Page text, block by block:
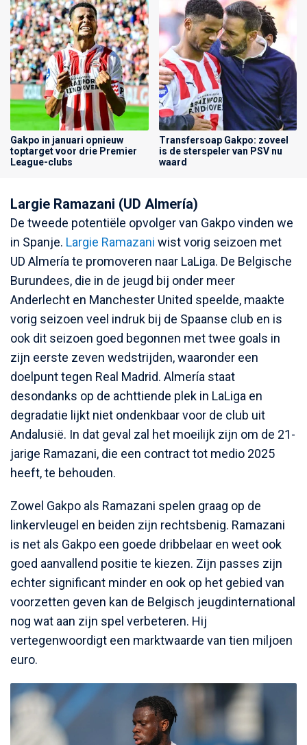
Gakpo in januari opnieuw
toptarget voor drie Premier
League-clubs
Transfersoap Gakpo: zoveel
is de sterspeler van PSV nu
waard
Largie Ramazani (UD Almería)
De tweede potentiële opvolger van Gakpo vinden we
in Spanje. Largie Ramazani wist vorig seizoen met
UD Almería te promoveren naar LaLiga. De Belgische
Burundees, die in de jeugd bij onder meer
Anderlecht en Manchester United speelde, maakte
vorig seizoen veel indruk bij de Spaanse club en is
ook dit seizoen goed begonnen met twee goals in
zijn eerste zeven wedstrijden, waaronder een
doelpunt tegen Real Madrid. Almería staat
desondanks op de achttiende plek in LaLiga en
degradatie lijkt niet ondenkbaar voor de club uit
Andalusië. In dat geval zal het moeilijk zijn om de 21-
jarige Ramazani, die een contract tot medio 2025
heeft, te behouden.
Zowel Gakpo als Ramazani spelen graag op de
linkervleugel en beiden zijn rechtsbenig. Ramazani
is net als Gakpo een goede dribbelaar en weet ook
goed aanvallend positie te kiezen. Zijn passes zijn
echter significant minder en ook op het gebied van
voorzetten geven kan de Belgisch jeugdinternational
nog wat aan zijn spel verbeteren. Hij
vertegenwoordigt een marktwaarde van tien miljoen
euro.